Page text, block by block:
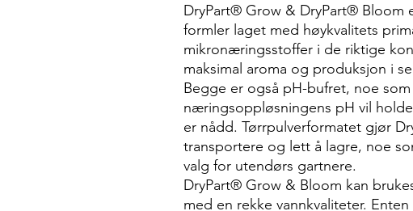
DryPart® Grow & DryPart® Bloom
formler laget med høykvalitets
mikronæringsstoffer i de riktige
maksimal aroma og produksjon i
Begge er også pH-bufret, noe
næringsoppløsningens pH vil
er nådd. Tørrpulverformatet gjør
transportere og lett å lagre, noe
valg for utendørs gartnere.
DryPart® Grow & Bloom kan
med en rekke vannkvaliteter.